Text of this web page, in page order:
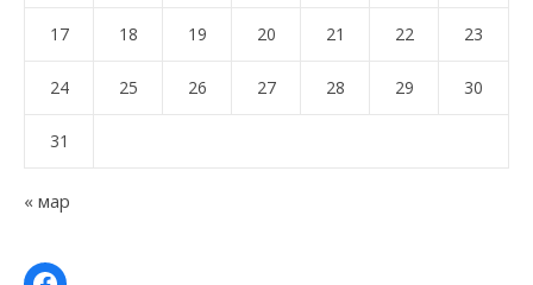
17 18 19 20 21 22 23
24 25 26 27 28 29 30
31
« мар